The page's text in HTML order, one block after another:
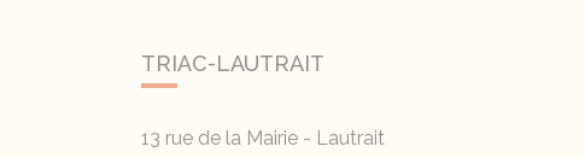
TRIAC-LAUTRAIT
13 rue de la Mairie - Lautrait